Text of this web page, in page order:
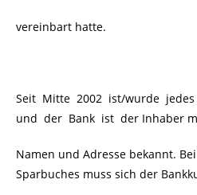
vereinbart hatte.
Seit Mitte 2002 ist/wurde
und der Bank ist der Inhaber
Namen und Adresse bekannt.
Sparbuches muss sich der